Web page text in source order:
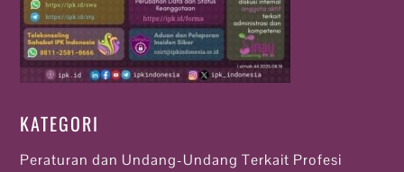
KATEGORI
Peraturan dan Undang-Undang Terkait Profesi